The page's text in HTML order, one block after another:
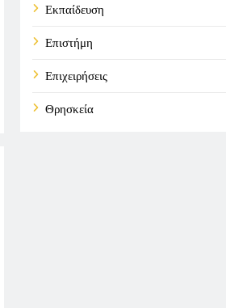
Εκπαίδευση
Επιστήμη
Επιχειρήσεις
Θρησκεία